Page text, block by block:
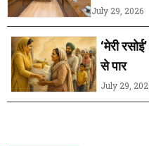
July 29, 2026
‘मेरी
से पार
July 29,